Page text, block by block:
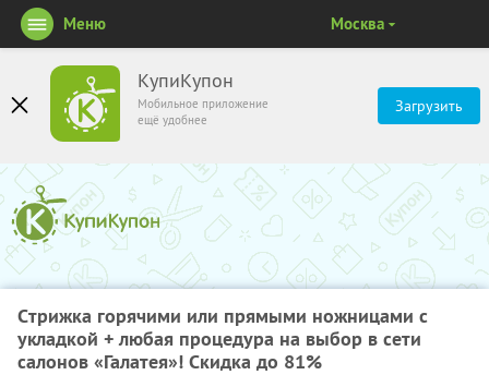
КупиКупон
Мобильное приложение
ещё удобнее
Загрузить
Меню Москва
Cтрижка горячими или прямыми ножницами с
укладкой + любая процедура на выбор в сети
салонов «Галатея»! Скидка до 81%